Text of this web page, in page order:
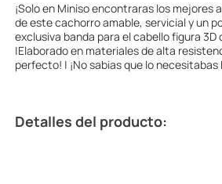
¡Solo en Miniso encontraras los
de este cachorro amable, servicial y un
exclusiva banda para el cabello figura
|Elaborado en materiales de alta
perfecto! | ¡No sabias que lo
Detalles del producto: